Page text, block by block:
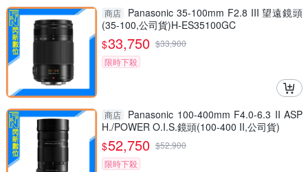
商店
Panasonic 35-100mm F2.8 III 望遠鏡頭
(35-100,公司貨)H-ES35100GC
$33,750 $33,900
限時下殺
商店
Panasonic 100-400mm F4.0-6.3 II ASP
H./POWER O.I.S.鏡頭(100-400 II,公司貨)
$52,750 $52,900
限時下殺